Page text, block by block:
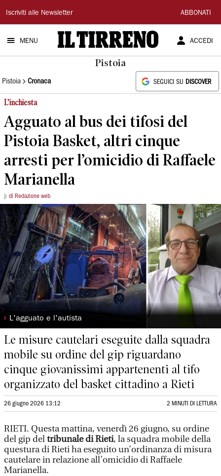
Il
Tirreno
Iscriviti alle Newsletter ABBONATI
MENU ACCEDI
Pistoia
Pistoia Cronaca SEGUICI SU DISCOVER
L’inchiesta
Agguato al bus dei tifosi del
Pistoia Basket, altri cinque
arresti per l’omicidio di Raffaele
Marianella
di Redazione web
◗ L'agguato e l'autista
Le misure cautelari eseguite dalla squadra
mobile su ordine del gip riguardano
cinque giovanissimi appartenenti al tifo
organizzato del basket cittadino a Rieti
26 giugno 2026 13:12 2 MINUTI DI LETTURA
RIETI. Questa mattina, venerdì 26 giugno, su ordine
del gip deltribunale di Rieti, la squadra mobile della
questura di Rieti ha eseguito un’ordinanza di misura
cautelare in relazione all’omicidio di Raffaele
Marianella.